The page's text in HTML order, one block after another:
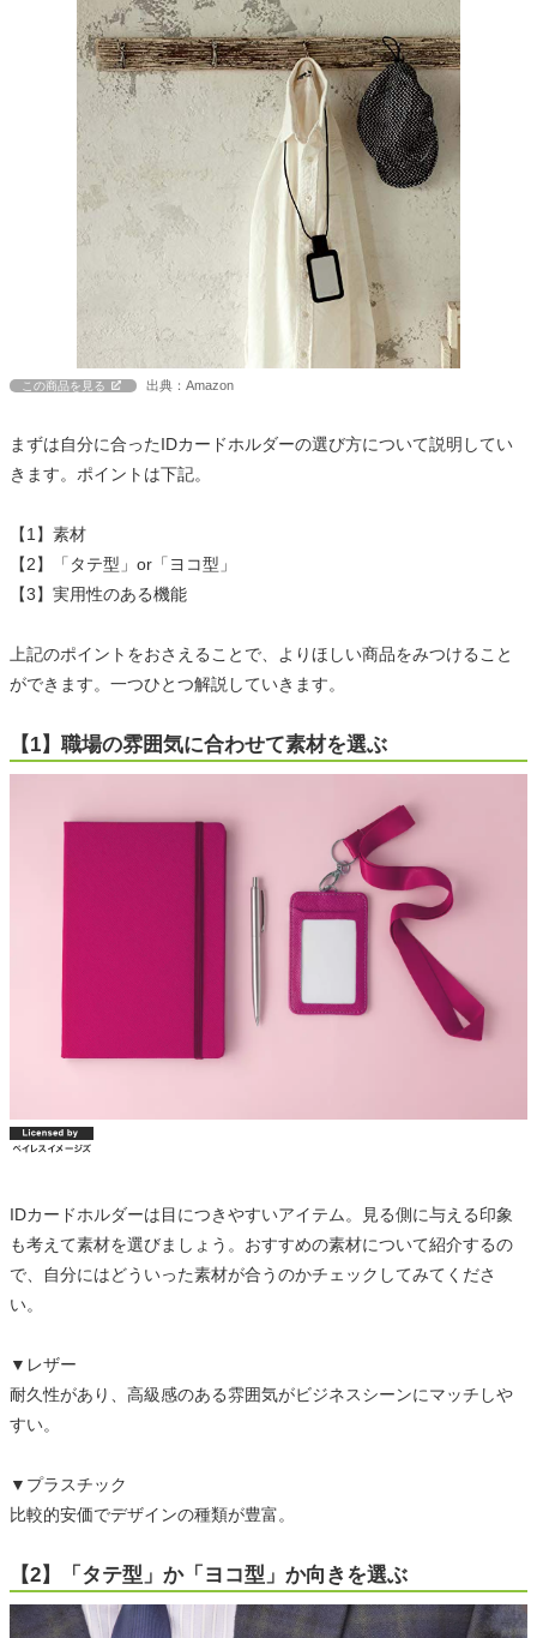
この商品を見る 出典：Amazon
まずは自分に合ったIDカードホルダーの選び方について説明してい
きます。ポイントは下記。
【1】素材
【2】「タテ型」or「ヨコ型」
【3】実用性のある機能
上記のポイントをおさえることで、よりほしい商品をみつけること
ができます。一つひとつ解説していきます。
【1】職場の雰囲気に合わせて素材を選ぶ
IDカードホルダーは目につきやすいアイテム。見る側に与える印象
も考えて素材を選びましょう。おすすめの素材について紹介するの
で、自分にはどういった素材が合うのかチェックしてみてくださ
い。
▼レザー
耐久性があり、高級感のある雰囲気がビジネスシーンにマッチしや
すい。
▼プラスチック
比較的安価でデザインの種類が豊富。
【2】「タテ型」か「ヨコ型」か向きを選ぶ